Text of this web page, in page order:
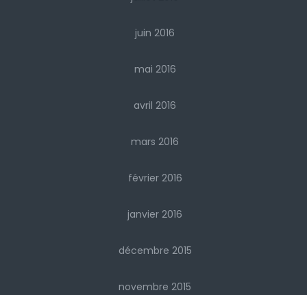
juin 2016
mai 2016
avril 2016
mars 2016
février 2016
janvier 2016
décembre 2015
novembre 2015